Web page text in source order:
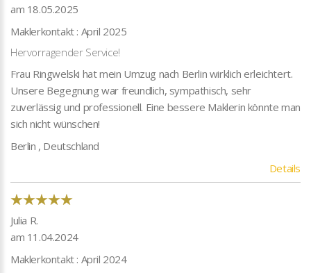
am 18.05.2025
Maklerkontakt : April 2025
Hervorragender Service!
Frau Ringwelski hat mein Umzug nach Berlin wirklich erleichtert.
Unsere Begegnung war freundlich, sympathisch, sehr
zuverlässig und professionell. Eine bessere Maklerin könnte man
sich nicht wünschen!
Berlin , Deutschland
Details
Julia R.
am 11.04.2024
Maklerkontakt : April 2024